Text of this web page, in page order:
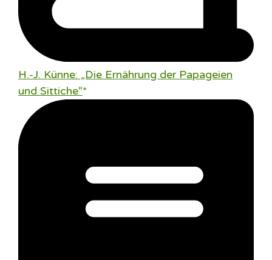
H.-J. Künne: „Die Ernährung der Papageien
und Sittiche“